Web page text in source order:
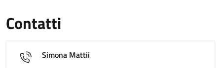
Contatti
Simona Mattii